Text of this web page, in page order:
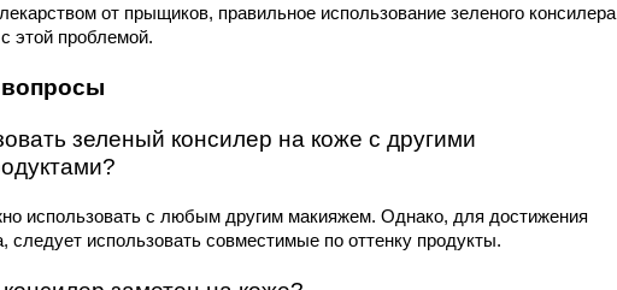
от прыщиков, правильное использование зеленого консилера
этой проблемой.
зеленый консилер на коже с другими
использовать с любым другим макияжем. Однако, для достижения
следует использовать совместимые по оттенку продукты.